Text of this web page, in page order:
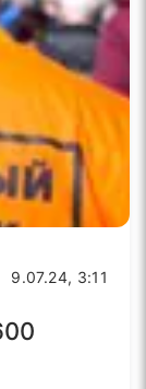
9.07.24, 3:11